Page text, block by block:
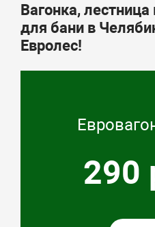
Вагонка,
для бани в
Евролес!
1